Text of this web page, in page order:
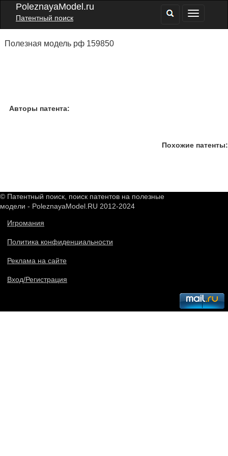
PoleznayaModel.ru
Патентный поиск
Полезная модель рф 159850
Авторы патента:
Похожие патенты:
© Патентный поиск, поиск патентов на полезные
модели - PoleznayaModel.RU 2012-2024
Игромания
Политика конфиденциальности
Реклама на сайте
Вход/Регистрация